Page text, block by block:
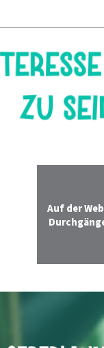
Auf der